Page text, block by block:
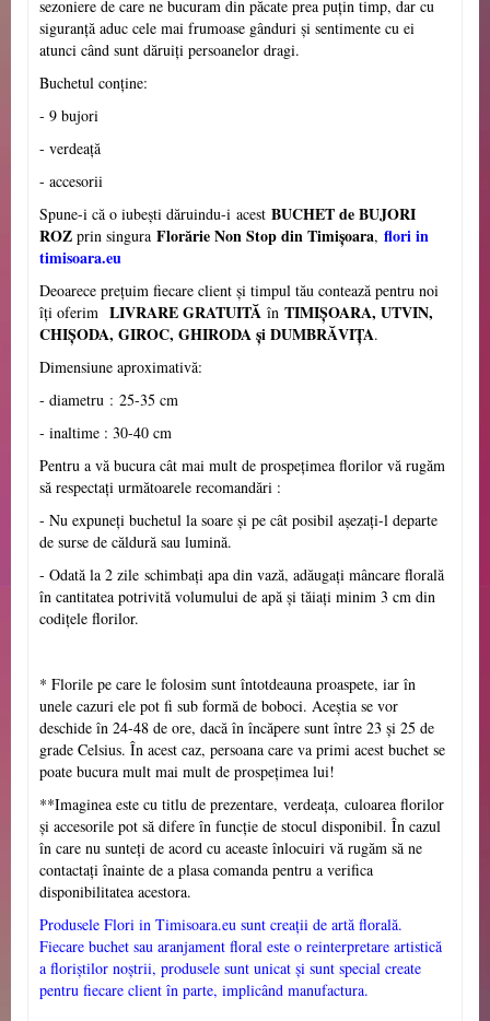
sezoniere de care ne bucuram din păcate prea puțin timp, dar cu
siguranță aduc cele mai frumoase gânduri și sentimente cu ei
atunci când sunt dăruiți persoanelor dragi.
Buchetul conține:
- 9 bujori
- verdeață
- accesorii
Spune-i că o iubești dăruindu-i acest BUCHET de BUJORI
ROZ prin singura Florărie Non Stop din Timișoara, flori in
timisoara.eu
Deoarece prețuim fiecare client și timpul tău contează pentru noi
îți oferim LIVRARE GRATUITĂ în TIMIȘOARA, UTVIN,
CHIȘODA, GIROC, GHIRODA și DUMBRĂVIŢA.
Dimensiune aproximativă:
- diametru : 25-35 cm
- inaltime : 30-40 cm
Pentru a vă bucura cât mai mult de prospețimea florilor vă rugăm
să respectați următoarele recomandări :
- Nu expuneți buchetul la soare și pe cât posibil așezați-l departe
de surse de căldură sau lumină.
- Odată la 2 zile schimbați apa din vază, adăugați mâncare florală
în cantitatea potrivită volumului de apă și tăiați minim 3 cm din
codițele florilor.
* Florile pe care le folosim sunt întotdeauna proaspete, iar în
unele cazuri ele pot fi sub formă de boboci. Aceștia se vor
deschide în 24-48 de ore, dacă în încăpere sunt între 23 și 25 de
grade Celsius. În acest caz, persoana care va primi acest buchet se
poate bucura mult mai mult de prospețimea lui!
**Imaginea este cu titlu de prezentare, verdeața, culoarea florilor
și accesorile pot să difere în funcție de stocul disponibil. În cazul
în care nu sunteți de acord cu aceaste înlocuiri vă rugăm să ne
contactați înainte de a plasa comanda pentru a verifica
disponibilitatea acestora.
Produsele Flori in Timisoara.eu sunt creații de artă florală.
Fiecare buchet sau aranjament floral este o reinterpretare artistică
a floriștilor noștrii, produsele sunt unicat și sunt special create
pentru fiecare client în parte, implicând manufactura.